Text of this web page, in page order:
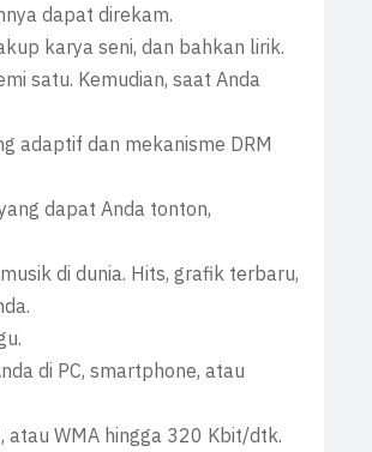
dapat direkam.
karya seni, dan bahkan lirik.
satu. Kemudian, saat Anda
adaptif dan mekanisme DRM
dapat Anda tonton,
di dunia. Hits, grafik terbaru,
di PC, smartphone, atau
atau WMA hingga 320 Kbit/dtk.